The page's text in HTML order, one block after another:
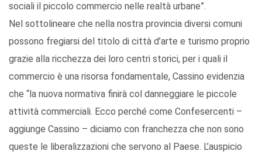
sociali il piccolo commercio nelle realtà urbane”.
Nel sottolineare che nella nostra provincia diversi comuni
possono fregiarsi del titolo di città d’arte e turismo proprio
grazie alla ricchezza dei loro centri storici, per i quali il
commercio è una risorsa fondamentale, Cassino evidenzia
che “la nuova normativa finirà col danneggiare le piccole
attività commerciali. Ecco perché come Confesercenti –
aggiunge Cassino – diciamo con franchezza che non sono
queste le liberalizzazioni che servono al Paese. L’auspicio